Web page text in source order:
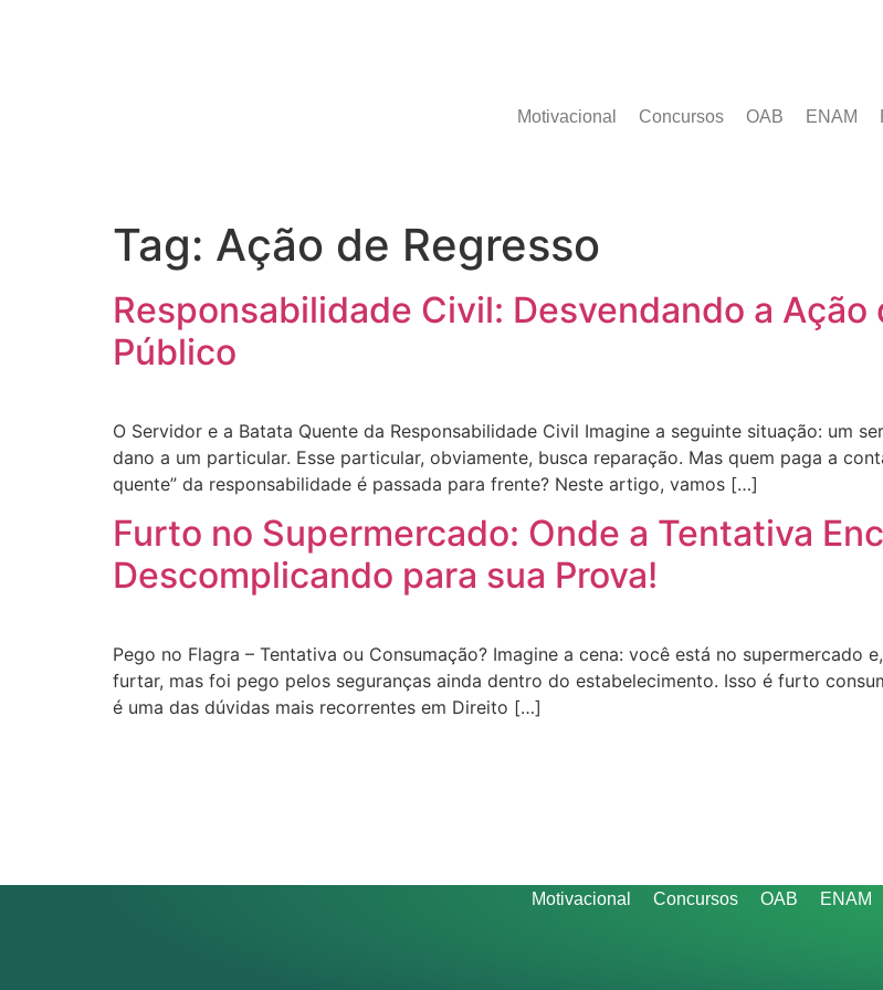
Motivacional Concursos OAB ENAM
Tag: Ação de Regresso
Responsabilidade Civil: Desvendando a
Público
O Servidor e a Batata Quente da Responsabilidade Civil Imagine a seguinte situação: um
dano a um particular. Esse particular, obviamente, busca reparação. Mas quem paga a
quente” da responsabilidade é passada para frente? Neste artigo, vamos […]
Furto no Supermercado: Onde a Tentativa
Descomplicando para sua Prova!
Pego no Flagra – Tentativa ou Consumação? Imagine a cena: você está no supermercado
furtar, mas foi pego pelos seguranças ainda dentro do estabelecimento. Isso é furto
é uma das dúvidas mais recorrentes em Direito […]
Motivacional Concursos OAB ENAM